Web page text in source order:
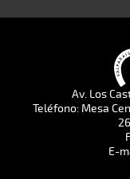
Av. Los
Teléfono: Mesa
E-